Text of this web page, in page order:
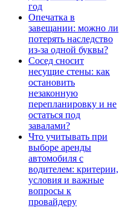
год
Опечатка в
завещании: можно ли
потерять наследство
из-за одной буквы?
Сосед сносит
несущие стены: как
остановить
незаконную
перепланировку и не
остаться под
завалами?
Что учитывать при
выборе аренды
автомобиля с
водителем: критерии,
условия и важные
вопросы к
провайдеру